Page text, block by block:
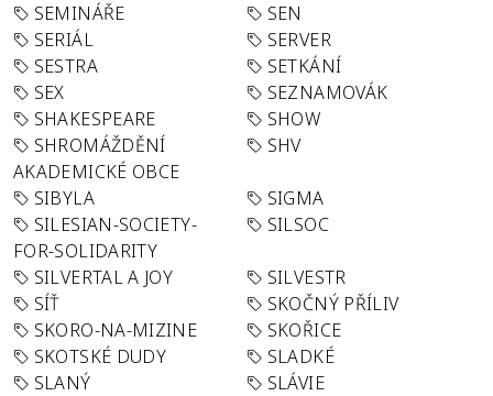
SEMINÁŘE
SEN
SERIÁL
SERVER
SESTRA
SETKÁNÍ
SEX
SEZNAMOVÁK
SHAKESPEARE
SHOW
SHROMÁŽDĚNÍ
AKADEMICKÉ OBCE
SHV
SIBYLA
SIGMA
SILESIAN-SOCIETY-
FOR-SOLIDARITY
SILSOC
SILVERTAL A JOY
SILVESTR
SÍŤ
SKOČNÝ PŘÍLIV
SKORO-NA-MIZINE
SKOŘICE
SKOTSKÉ DUDY
SLADKÉ
SLANÝ
SLÁVIE